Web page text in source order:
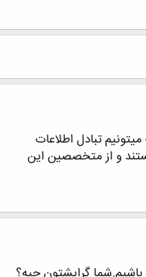
تبادل اطلاعات
و از متخصصين اين